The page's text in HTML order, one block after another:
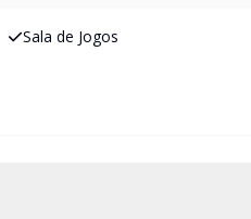
Sala de Jogos